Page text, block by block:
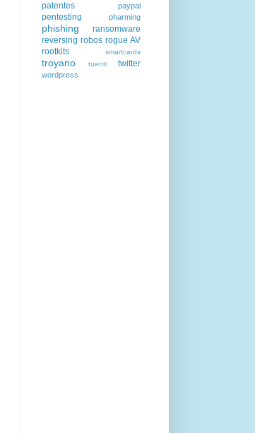
patentes
paypal
pentesting pharming
phishing
ransomware
reversing robos rogue AV
rootkits
smartcards
troyano tuenti twitter
wordpress